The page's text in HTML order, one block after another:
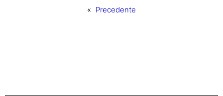
« Precedente